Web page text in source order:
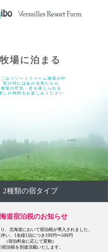
​牧場に泊まる
こはリゾートファーム牧場の中
窓の外にはあの名馬たちが
牧場の空気・音を感じられる
しの時間をお楽しみください
2種類の宿タイプ
道宿泊税のお知らせ
、北海道において宿泊税が導入されました。
伴い、1名様1泊につき100円〜500円
（宿泊料金に応じて変動）
宿泊税を別途頂戴いたします。